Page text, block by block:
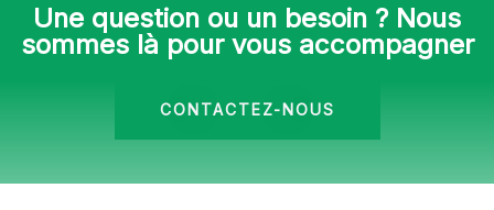
Une question ou un besoin ? Nous
sommes là pour vous accompagner
CONTACTEZ-NOUS